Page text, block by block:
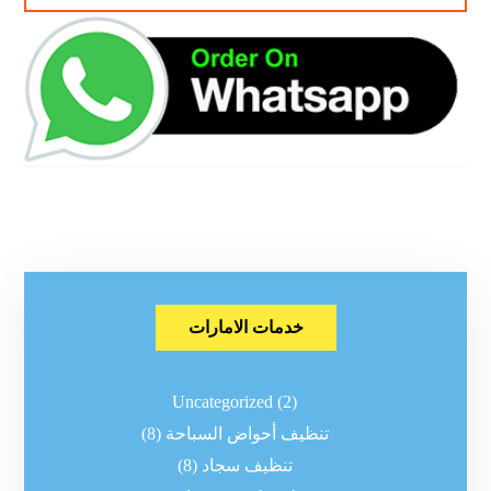
خدمات الامارات
Uncategorized (2)
تنظيف أحواض السباحة (8)
تنظيف سجاد (8)